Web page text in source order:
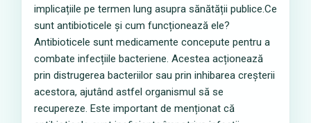
implicațiile pe termen lung asupra sănătății publice.Ce
sunt antibioticele și cum funcționează ele?
Antibioticele sunt medicamente concepute pentru a
combate infecțiile bacteriene. Acestea acționează
prin distrugerea bacteriilor sau prin inhibarea creșterii
acestora, ajutând astfel organismul să se
recupereze. Este important de menționat că